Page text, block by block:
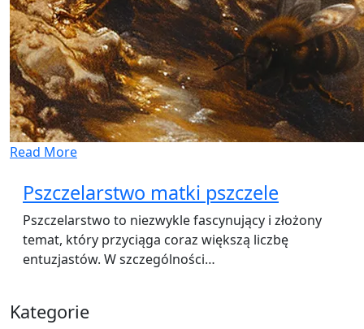
Read More
Pszczelarstwo matki pszczele
Pszczelarstwo to niezwykle fascynujący i złożony
temat, który przyciąga coraz większą liczbę
entuzjastów. W szczególności…
Kategorie